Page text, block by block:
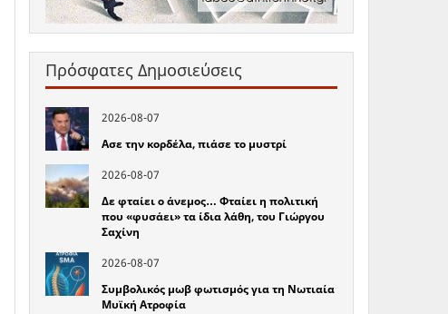
Πρόσφατες Δημοσιεύσεις
2026-08-07
Ασε την κορδέλα, πιάσε το μυστρί
2026-08-07
Δε φταίει ο άνεμος… Φταίει η πολιτική
που «φυσάει» τα ίδια λάθη, του Γιώργου
Σαχίνη
2026-08-07
Συμβολικός μωβ φωτισμός για τη Νωτιαία
Μυϊκή Ατροφία